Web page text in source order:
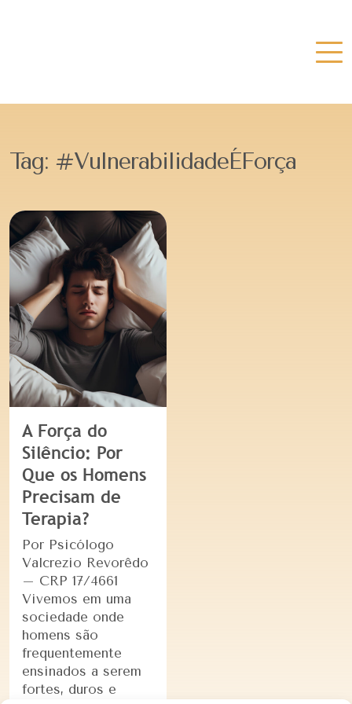
Tag: #VulnerabilidadeÉForça
A Força do
Silêncio: Por
Que os Homens
Precisam de
Terapia?
Por Psicólogo
Valcrezio Revorêdo
– CRP 17/4661
Vivemos em uma
sociedade onde
homens são
frequentemente
ensinados a serem
fortes, duros e